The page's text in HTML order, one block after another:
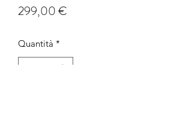
299,00 €
Quantità *